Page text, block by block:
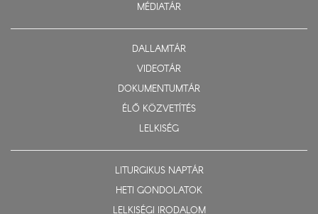
MÉDIATÁR
DALLAMTÁR
VIDEOTÁR
DOKUMENTUMTÁR
ÉLŐ KÖZVETÍTÉS
LELKISÉG
LITURGIKUS NAPTÁR
HETI GONDOLATOK
LELKISÉGI IRODALOM